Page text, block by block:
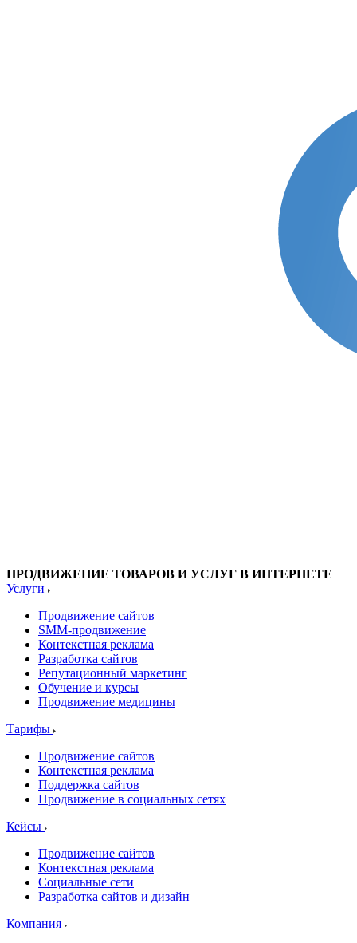
ПРОДВИЖЕНИЕ ТОВАРОВ И УСЛУГ В ИНТЕРНЕТЕ
Услуги
Продвижение сайтов
SMM-продвижение
Контекстная реклама
Разработка сайтов
Репутационный маркетинг
Обучение и курсы
Продвижение медицины
Тарифы
Продвижение сайтов
Контекстная реклама
Поддержка сайтов
Продвижение в социальных сетях
Кейсы
Продвижение сайтов
Контекстная реклама
Социальные сети
Разработка сайтов и дизайн
Компания